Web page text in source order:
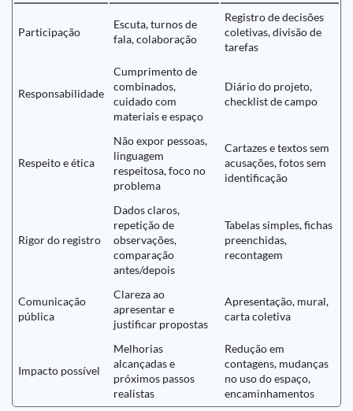
Participação
Escuta, turnos de
fala, colaboração
Registro de decisões
coletivas, divisão de
tarefas
Responsabilidade
Cumprimento de
combinados,
cuidado com
materiais e espaço
Diário do projeto,
checklist de campo
Respeito e ética
Não expor pessoas,
linguagem
respeitosa, foco no
problema
Cartazes e textos sem
acusações, fotos sem
identificação
Rigor do registro
Dados claros,
repetição de
observações,
comparação
antes/depois
Tabelas simples, fichas
preenchidas,
recontagem
Comunicação
pública
Clareza ao
apresentar e
justificar propostas
Apresentação, mural,
carta coletiva
Impacto possível
Melhorias
alcançadas e
próximos passos
realistas
Redução em
contagens, mudanças
no uso do espaço,
encaminhamentos